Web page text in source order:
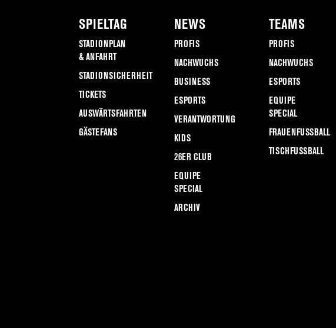
SPIELTAG
STADIONPLAN
& ANFAHRT
STADIONSICHERHEIT
TICKETS
AUSWÄRTSFAHRTEN
GÄSTEFANS
NEWS
PROFIS
NACHWUCHS
BUSINESS
ESPORTS
VERANTWORTUNG
KIDS
26ER CLUB
EQUIPE
SPECIAL
ARCHIV
TEAMS
PROFIS
NACHWUCHS
ESPORTS
EQUIPE
SPECIAL
FRAUENFUSSBALL
TISCHFUSSBALL